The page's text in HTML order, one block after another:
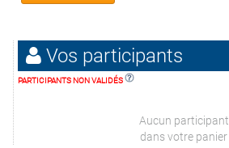
Vos participants
PARTICIPANTS NON VALIDÉS
Aucun participant
dans votre panier